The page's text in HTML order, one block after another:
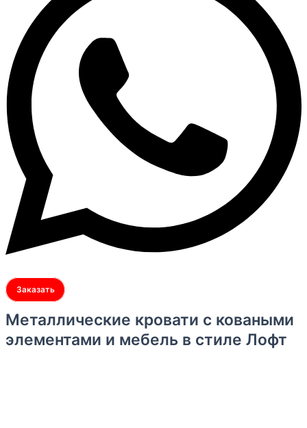
Заказать
Металлические кровати с коваными
элементами и мебель в стиле Лофт